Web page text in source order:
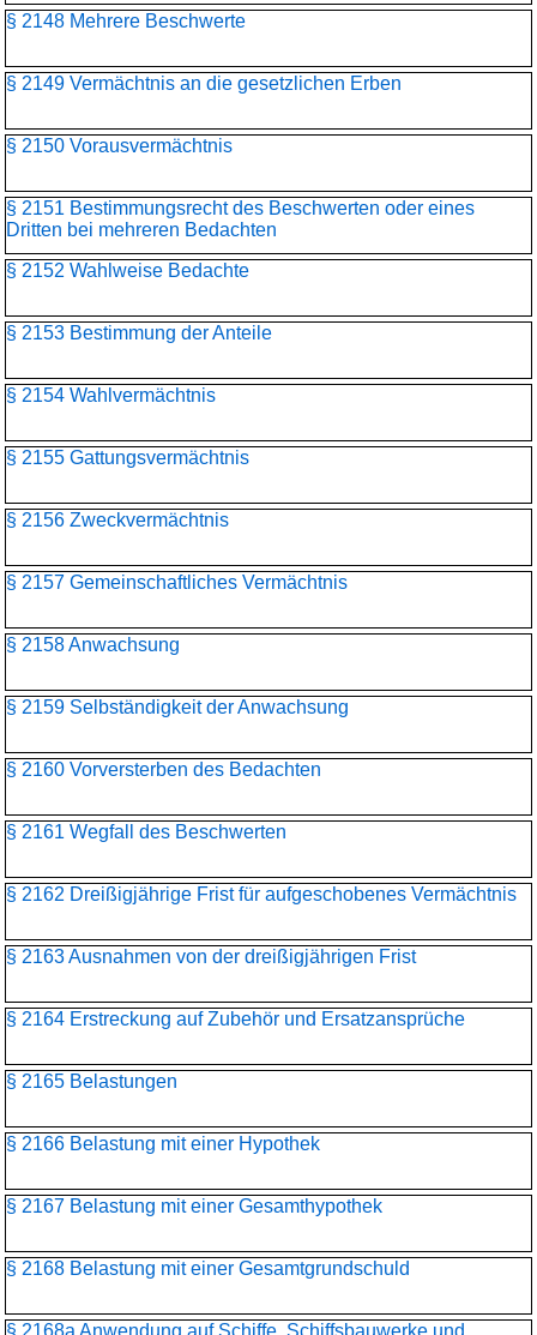
§ 2148 Mehrere Beschwerte
§ 2149 Vermächtnis an die gesetzlichen Erben
§ 2150 Vorausvermächtnis
§ 2151 Bestimmungsrecht des Beschwerten oder eines
Dritten bei mehreren Bedachten
§ 2152 Wahlweise Bedachte
§ 2153 Bestimmung der Anteile
§ 2154 Wahlvermächtnis
§ 2155 Gattungsvermächtnis
§ 2156 Zweckvermächtnis
§ 2157 Gemeinschaftliches Vermächtnis
§ 2158 Anwachsung
§ 2159 Selbständigkeit der Anwachsung
§ 2160 Vorversterben des Bedachten
§ 2161 Wegfall des Beschwerten
§ 2162 Dreißigjährige Frist für aufgeschobenes Vermächtnis
§ 2163 Ausnahmen von der dreißigjährigen Frist
§ 2164 Erstreckung auf Zubehör und Ersatzansprüche
§ 2165 Belastungen
§ 2166 Belastung mit einer Hypothek
§ 2167 Belastung mit einer Gesamthypothek
§ 2168 Belastung mit einer Gesamtgrundschuld
§ 2168a Anwendung auf Schiffe, Schiffsbauwerke und